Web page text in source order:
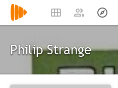
Philip Strange